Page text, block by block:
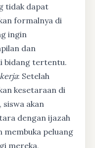
tidak dapat
formalnya di
ingin
dan
bidang tertentu.
: Setelah
kesetaraan di
siswa akan
dengan ijazah
membuka peluang
mereka,